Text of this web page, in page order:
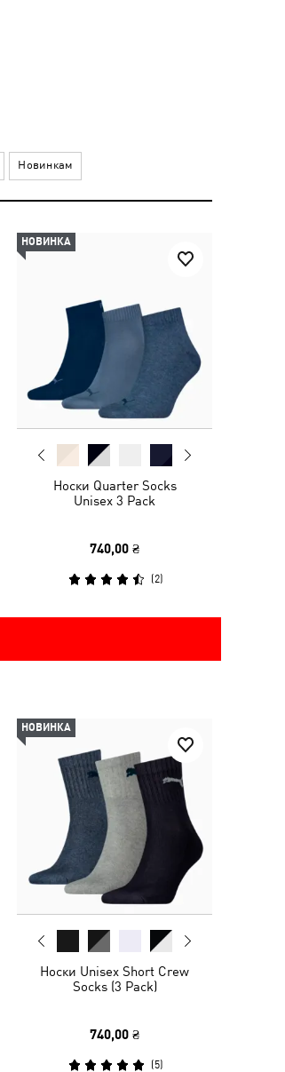
Новинкам
НОВИНКА
Носки Quarter Socks
Unisex 3 Pack
740,00 ₴
(2)
НОВИНКА
Носки Unisex Short Crew
Socks (3 Pack)
740,00 ₴
(5)